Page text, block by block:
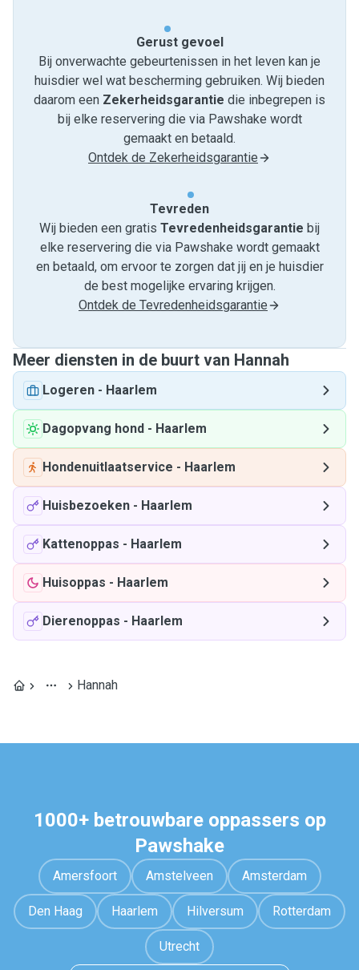
Gerust gevoel
Bij onverwachte gebeurtenissen in het leven kan je
huisdier wel wat bescherming gebruiken. Wij bieden
daarom een Zekerheidsgarantie die inbegrepen is
bij elke reservering die via Pawshake wordt
gemaakt en betaald.
Ontdek de Zekerheidsgarantie
Tevreden
Wij bieden een gratis Tevredenheids­garantie bij
elke reservering die via Pawshake wordt gemaakt
en betaald, om ervoor te zorgen dat jij en je huisdier
de best mogelijke ervaring krijgen.
Ontdek de Tevredenheidsgarantie
Meer diensten in de buurt van Hannah
Logeren - Haarlem
Dagopvang hond - Haarlem
Hondenuitlaatservice - Haarlem
Huisbezoeken - Haarlem
Kattenoppas - Haarlem
Huisoppas - Haarlem
Dierenoppas - Haarlem
Hannah
1000+ betrouwbare oppassers op
Pawshake
Amersfoort Amstelveen Amsterdam
Den Haag Haarlem Hilversum Rotterdam
Utrecht